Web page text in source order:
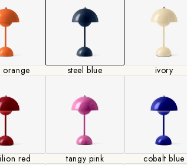
蔵LED 3W ※3段階調光が可能。電池、
：ポータブル
保証付き。
SHOPにて実物展示しております。ご不
orange steel blue ivory
red tangy pink cobalt blue